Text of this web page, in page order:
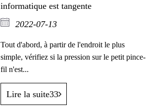
informatique est tangente
2022-07-13
Tout d'abord, à partir de l'endroit le plus
simple, vérifiez si la pression sur le petit pince-
fil n'est...
Lire la suite33